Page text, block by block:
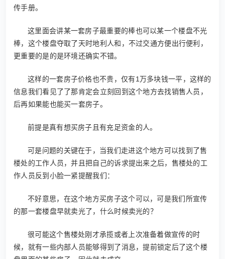
传手册。
这里面会讲某一套房子最重要的棒也可以某一个楼盘不光
棒，这个楼盘夺取了天时地利人和，不过交通方便出行便利，
更重要的是的是环境还确实不错。
这样的一套房子价格也不贵，仅有1万多块钱一平，这样的
信息我们看见了了那肯定会立刻回到这个地方去找销售人员，
后再如果能也能买一套房子。
前提是真有想买房子且有充足资金的人。
可是问题的关键在于，当我们走进这个地方可以找到了售
楼处的工作人员，并且把自己的诉求提出来之后，售楼处的工
作人员反到小脸一紧提醒我们：
不好意思，在这个地方买房子这个可以，可是我们所宣传
的那一套楼盘早就卖光了，什么时候卖光的？
很可能这个售楼处刚才承揽或者上次准备着做宣传的时
候，就有一些内部人员能够得到了消息，提前锁定后了这个楼